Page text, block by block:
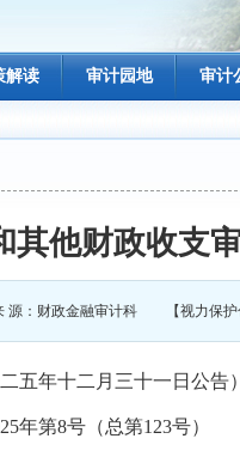
解读 审计园地 审计
其他财政收支
源：财政金融审计科 【视力保护
五年十二 月 三十一 日公告）
5年第8号（总第123号）